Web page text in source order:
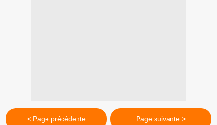
< Page précédente Page suivante >